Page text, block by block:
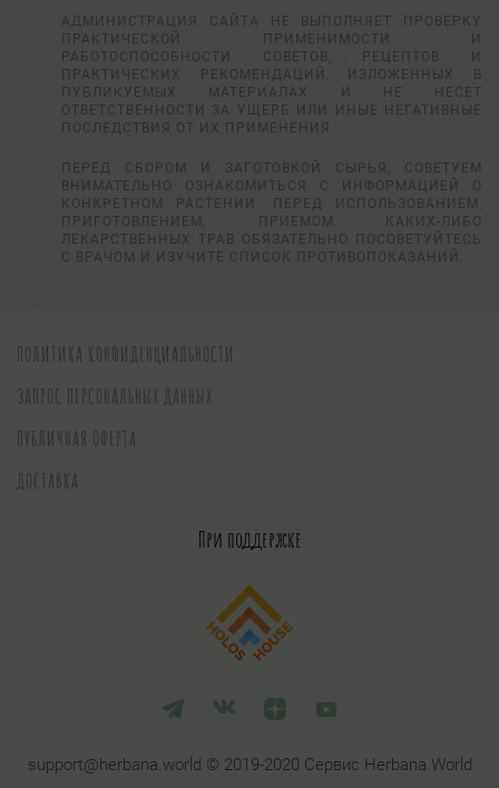
АДМИНИСТРАЦИЯ САЙТА НЕ ВЫПОЛНЯЕТ ПРОВЕРКУ
ПРАКТИЧЕСКОЙ ПРИМЕНИМОСТИ И
РАБОТОСПОСОБНОСТИ СОВЕТОВ, РЕЦЕПТОВ И
ПРАКТИЧЕСКИХ РЕКОМЕНДАЦИЙ, ИЗЛОЖЕННЫХ В
ПУБЛИКУЕМЫХ МАТЕРИАЛАХ И НЕ НЕСЕТ
ОТВЕТСТВЕННОСТИ ЗА УЩЕРБ ИЛИ ИНЫЕ НЕГАТИВНЫЕ
ПОСЛЕДСТВИЯ ОТ ИХ ПРИМЕНЕНИЯ.
ПЕРЕД СБОРОМ И ЗАГОТОВКОЙ СЫРЬЯ, СОВЕТУЕМ
ВНИМАТЕЛЬНО ОЗНАКОМИТЬСЯ С ИНФОРМАЦИЕЙ О
КОНКРЕТНОМ РАСТЕНИИ. ПЕРЕД ИСПОЛЬЗОВАНИЕМ,
ПРИГОТОВЛЕНИЕМ, ПРИЕМОМ КАКИХ-ЛИБО
ЛЕКАРСТВЕННЫХ ТРАВ ОБЯЗАТЕЛЬНО ПОСОВЕТУЙТЕСЬ
С ВРАЧОМ И ИЗУЧИТЕ СПИСОК ПРОТИВОПОКАЗАНИЙ.
ПОЛИТИКА КОНФИДЕНЦИАЛЬНОСТИ
ЗАПРОС ПЕРСОНАЛЬНЫХ ДАННЫХ
ПУБЛИЧНАЯ ОФЕРТА
ДОСТАВКА
При поддержке
support@herbana.world © 2019-2020 Сервис Herbana.World